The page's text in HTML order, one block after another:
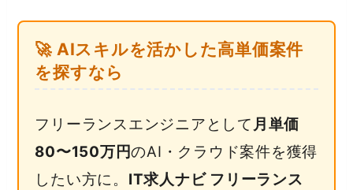
🚀 AIスキルを活かした高単価案件
を探すなら
フリーランスエンジニアとして 月単価
80〜150万円のAI・クラウド案件を獲得
したい方に。 IT求人ナビ フリーランス